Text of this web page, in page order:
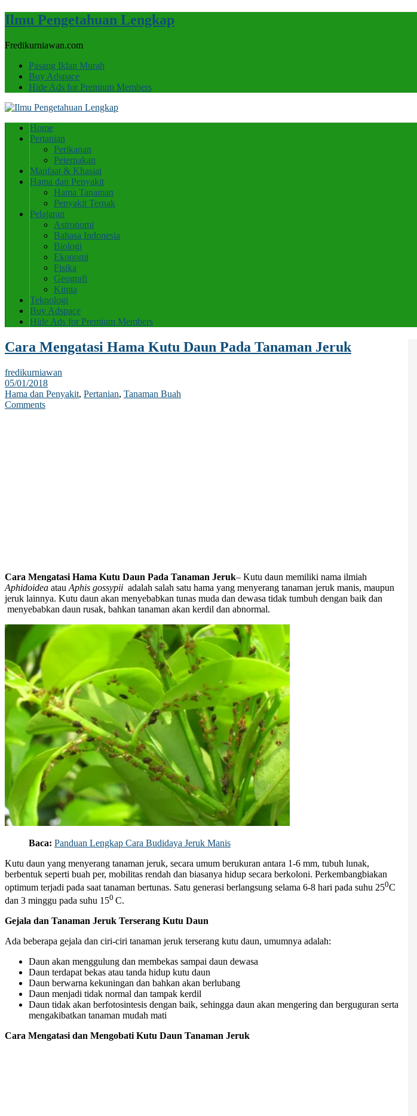
Ilmu Pengetahuan Lengkap
Fredikurniawan.com
Pasang Iklan Murah
Buy Adspace
Hide Ads for Premium Members
Home
Pertanian
Perikanan
Peternakan
Manfaat & Khasiat
Hama dan Penyakit
Hama Tanaman
Penyakit Ternak
Pelajaran
Astronomi
Bahasa Indonesia
Biologi
Ekonomi
Fisika
Geografi
Kimia
Teknologi
Buy Adspace
Hide Ads for Premium Members
Cara Mengatasi Hama Kutu Daun Pada Tanaman Jeruk
fredikurniawan
05/01/2018
Hama dan Penyakit, Pertanian, Tanaman Buah
Comments
Cara Mengatasi Hama Kutu Daun Pada Tanaman Jeruk– Kutu daun memiliki nama ilmiah
Aphidoidea atau Aphis gossypii adalah salah satu hama yang menyerang tanaman jeruk manis, maupun
jeruk lainnya. Kutu daun akan menyebabkan tunas muda dan dewasa tidak tumbuh dengan baik dan
menyebabkan daun rusak, bahkan tanaman akan kerdil dan abnormal.
Baca: Panduan Lengkap Cara Budidaya Jeruk Manis
Kutu daun yang menyerang tanaman jeruk, secara umum berukuran antara 1-6 mm, tubuh lunak,
berbentuk seperti buah per, mobilitas rendah dan biasanya hidup secara berkoloni. Perkembangbiakan
optimum terjadi pada saat tanaman bertunas. Satu generasi berlangsung selama 6-8 hari pada suhu 250C
dan 3 minggu pada suhu 150 C.
Gejala dan Tanaman Jeruk Terserang Kutu Daun
Ada beberapa gejala dan ciri-ciri tanaman jeruk terserang kutu daun, umumnya adalah:
Daun akan menggulung dan membekas sampai daun dewasa
Daun terdapat bekas atau tanda hidup kutu daun
Daun berwarna kekuningan dan bahkan akan berlubang
Daun menjadi tidak normal dan tampak kerdil
Daun tidak akan berfotosintesis dengan baik, sehingga daun akan mengering dan berguguran serta
mengakibatkan tanaman mudah mati
Cara Mengatasi dan Mengobati Kutu Daun Tanaman Jeruk